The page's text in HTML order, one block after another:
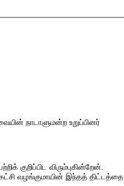
நாடாளுமன்ற உறுப்பினர்
குறிப்பிட விரும்புகின்றேன்.
கட்சி வழங்குமாயின் இந்தத் திட்டத்தை